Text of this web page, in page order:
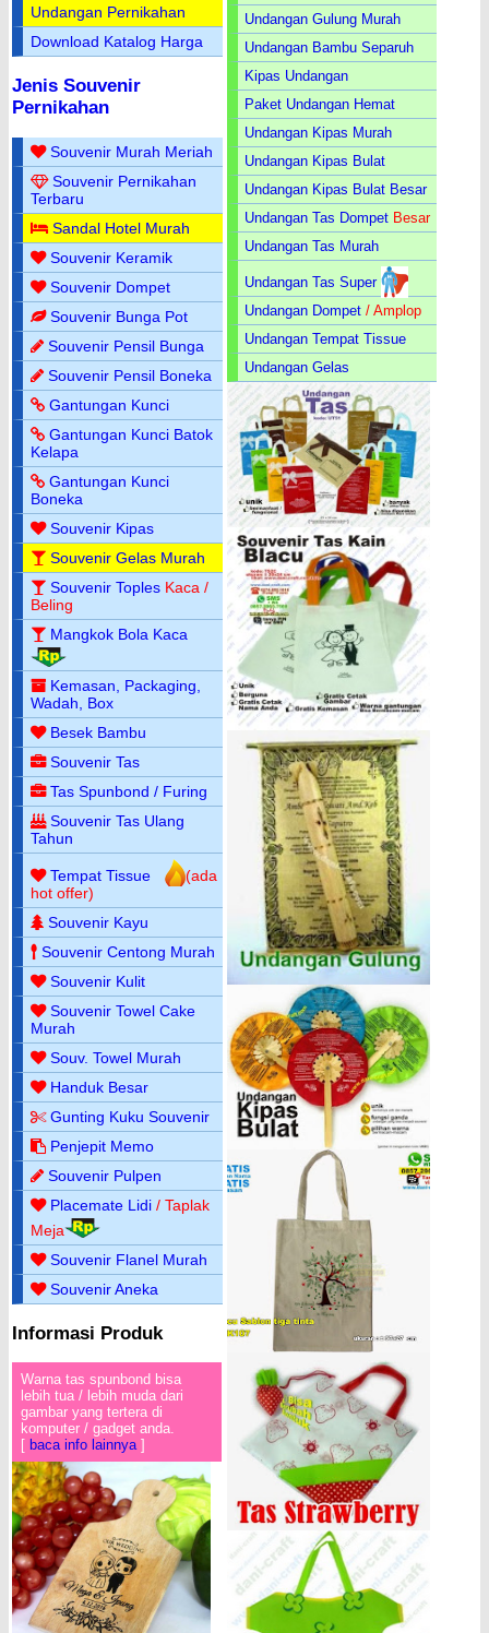
Undangan Pernikahan
Download Katalog Harga
Jenis Souvenir
Pernikahan
Souvenir Murah Meriah
Souvenir Pernikahan
Terbaru
Sandal Hotel Murah
Souvenir Keramik
Souvenir Dompet
Souvenir Bunga Pot
Souvenir Pensil Bunga
Souvenir Pensil Boneka
Gantungan Kunci
Gantungan Kunci Batok
Kelapa
Gantungan Kunci
Boneka
Souvenir Kipas
Souvenir Gelas Murah
Souvenir Toples Kaca /
Beling
Mangkok Bola Kaca
Kemasan, Packaging,
Wadah, Box
Besek Bambu
Souvenir Tas
Tas Spunbond / Furing
Souvenir Tas Ulang
Tahun
Tempat Tissue
(ada
hot offer)
Souvenir Kayu
Souvenir Centong Murah
Souvenir Kulit
Souvenir Towel Cake
Murah
Souv. Towel Murah
Handuk Besar
Gunting Kuku Souvenir
Penjepit Memo
Souvenir Pulpen
Placemate Lidi / Taplak
Meja
Souvenir Flanel Murah
Souvenir Aneka
Informasi Produk
Warna tas spunbond bisa
lebih tua / lebih muda dari
gambar yang tertera di
komputer / gadget anda.
[ baca info lainnya]
Undangan Gulung Murah
Undangan Bambu Separuh
Kipas Undangan
Paket Undangan Hemat
Undangan Kipas Murah
Undangan Kipas Bulat
Undangan Kipas Bulat Besar
Undangan Tas Dompet Besar
Undangan Tas Murah
Undangan Tas Super
Undangan Dompet / Amplop
Undangan Tempat Tissue
Undangan Gelas